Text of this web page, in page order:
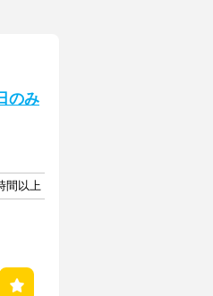
のみ
間以上